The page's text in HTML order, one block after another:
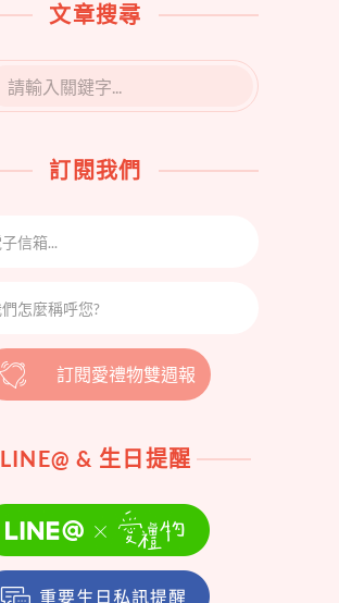
文章搜尋
訂閱我們
訂閱愛禮物雙週報
LINE@ & 生日提醒